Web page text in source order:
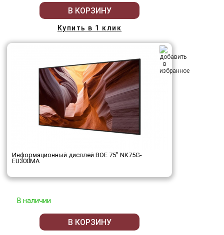
В КОРЗИНУ
Купить в 1 клик
Информационный дисплей BOE 75" NK75G-
EU300MA
В наличии
В КОРЗИНУ